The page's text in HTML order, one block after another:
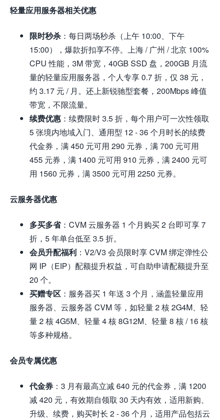
轻量应用服务器相关优惠
限时秒杀 ：每日两场秒杀（上午 10:00、下午
15:00），爆款折扣享不停。上海 / 广州 / 北京 100%
CPU 性能，3M 带宽，40GB SSD 盘，200GB 月流
量的轻量应用服务器，个人专享 0.7 折，仅 38 元，
约 3.17 元 / 月。还上新锐驰型套餐，200Mbps 峰值
带宽，不限流量。
续费优惠 ：续费限时 3.5 折，每个用户可一次性领取
5 张境内地域入门、通用型 12 - 36 个月时长的续费
代金券，满 450 元可用 290 元券，满 700 元可用
455 元券，满 1400 元可用 910 元券，满 2400 元可
用 1560 元券，满 3500 元可用 2250 元券。
云服务器优惠
多买多省：CVM 云服务器 1 个月购买 2 台即可享 7
折，5 年单台低至 3.5 折。
会员升配福利 ：V2/V3 会员限时享 CVM 绑定弹性公
网 IP（EIP）配额提升权益，可自助申请配额提升至
20 个。
买赠专区 ：服务器买 1 年送 3 个月，涵盖轻量应用
服务器、云服务器 CVM 等，如轻量 2 核 2G4M、轻
量 2 核 4G5M、轻量 4 核 8G12M、轻量 8 核 / 16 核
等多种规格。
会员专属优惠
代金券 ：3 月有最高立减 640 元的代金券，满 1200
减 420 元，有效期自领取 30 天内有效，适用新购、
升级、续费，购买时长 2 - 36 个月，适用产品包括云